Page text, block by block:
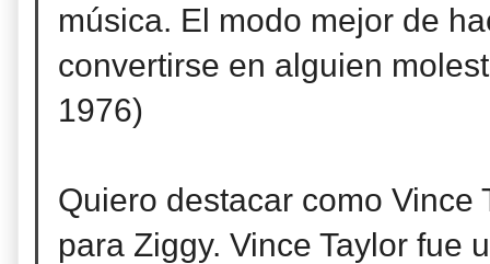
música. El modo mejor de
convertirse en alguien
1976)
Quiero destacar como Vince
para Ziggy. Vince Taylor fue